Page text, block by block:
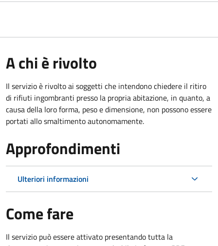
A chi è rivolto
Il servizio è rivolto ai soggetti che intendono chiedere il ritiro
di rifiuti ingombranti presso la propria abitazione, in quanto, a
causa della loro forma, peso e dimensione, non possono essere
portati allo smaltimento autonomamente.
Approfondimenti
Ulteriori informazioni
Come fare
Il servizio può essere attivato presentando tutta la